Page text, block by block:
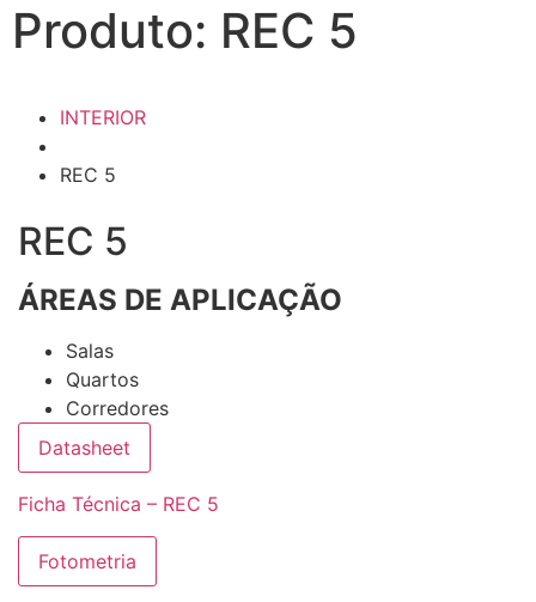
Produto: REC 5
INTERIOR
REC 5
REC 5
ÁREAS DE APLICAÇÃO
Salas
Quartos
Corredores
Datasheet
Ficha Técnica – REC 5
Fotometria